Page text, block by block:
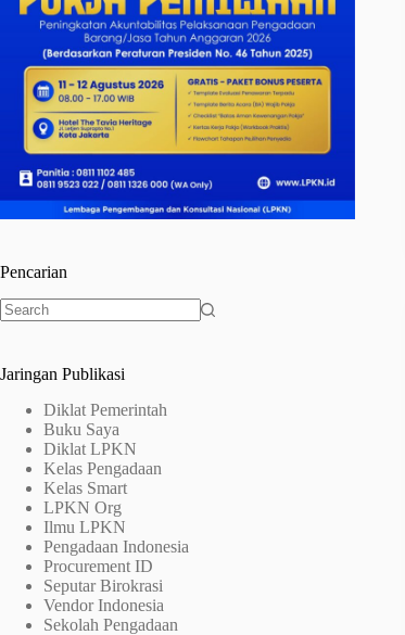
Pencarian
Jaringan Publikasi
Diklat Pemerintah
Buku Saya
Diklat LPKN
Kelas Pengadaan
Kelas Smart
LPKN Org
Ilmu LPKN
Pengadaan Indonesia
Procurement ID
Seputar Birokrasi
Vendor Indonesia
Sekolah Pengadaan